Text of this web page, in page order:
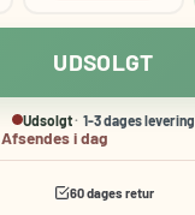
Udsolgt 1-3 dages levering
Afsendes i dag
UDSOLGT
60 dages retur